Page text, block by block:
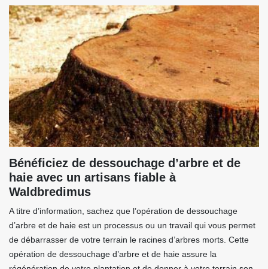
Bénéficiez de dessouchage d’arbre et de
haie avec un artisans fiable à
Waldbredimus
A titre d’information, sachez que l’opération de dessouchage
d’arbre et de haie est un processus ou un travail qui vous permet
de débarrasser de votre terrain le racines d’arbres morts. Cette
opération de dessouchage d’arbre et de haie assure la